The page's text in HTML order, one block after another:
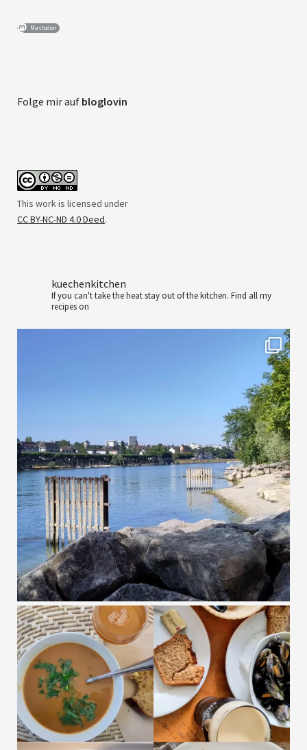
Mastodon
Folge mir auf bloglovin
This work is licensed under
CC BY-NC-ND 4.0 Deed.
kuechenkitchen
If you can't take the heat stay out of the kitchen. Find all my
recipes on